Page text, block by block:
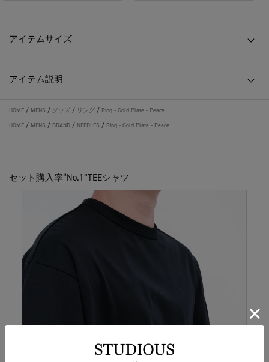
アイテムサイズ
アイテム説明
HOME / MENS / グッズ / リング / Ring - Gold Plate - Peace
HOME / MENS / BRAND / NEEDLES / Ring - Gold Plate - Peace
セット購入率“No.1”TEEシャツ